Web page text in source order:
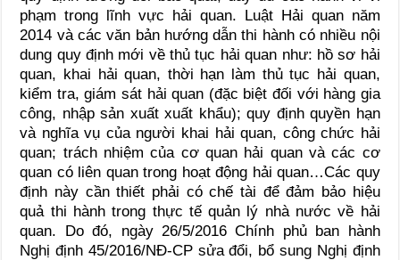
phạm trong lĩnh vực hải quan. Luật Hải quan năm
2014 và các văn bản hướng dẫn thi hành có nhiều nội
dung quy định mới về thủ tục hải quan như: hồ sơ hải
quan, khai hải quan, thời hạn làm thủ tục hải quan,
kiểm tra, giám sát hải quan (đặc biệt đối với hàng gia
công, nhập sản xuất xuất khẩu); quy định quyền hạn
và nghĩa vụ của người khai hải quan, công chức hải
quan; trách nhiệm của cơ quan hải quan và các cơ
quan có liên quan trong hoạt động hải quan…Các quy
định này cần thiết phải có chế tài để đảm bảo hiệu
quả thi hành trong thực tế quản lý nhà nước về hải
quan. Do đó, ngày 26/5/2016 Chính phủ ban hành
Nghị định 45/2016/NĐ-CP sửa đổi, bổ sung Nghị định